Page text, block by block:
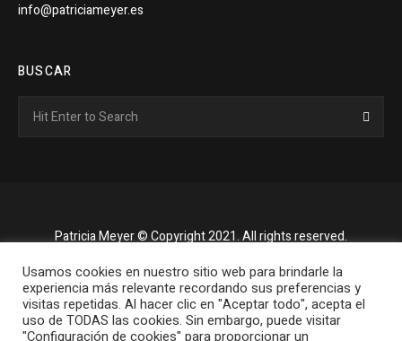
info@patriciameyer.es
BUSCAR
for:
Patricia Meyer © Copyright 2021. All rights reserved.
Usamos cookies en nuestro sitio web para brindarle la
experiencia más relevante recordando sus preferencias y
visitas repetidas. Al hacer clic en "Aceptar todo", acepta el
uso de TODAS las cookies. Sin embargo, puede visitar
"Configuración de cookies" para proporcionar un